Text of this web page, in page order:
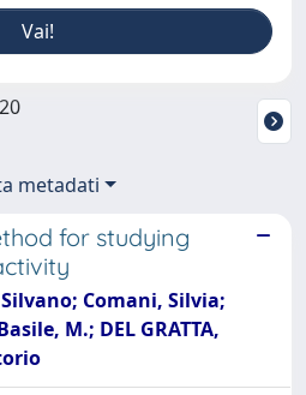
metadati
for studying
Silvano; Comani, Silvia;
M.; DEL GRATTA,